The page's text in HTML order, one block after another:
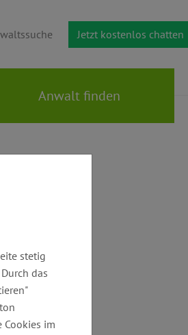
Jetzt kostenlos chatten
stetig
das
im